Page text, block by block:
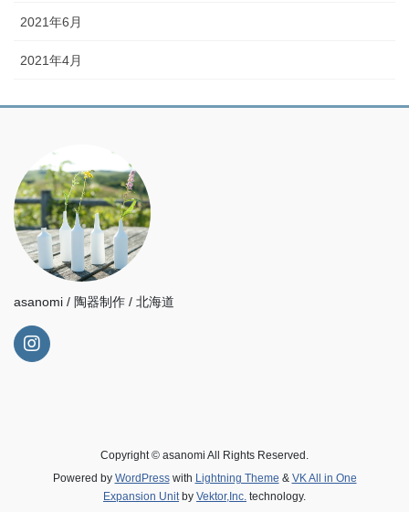
2021年6月
2021年4月
asanomi / 陶器制作 / 北海道
Copyright © asanomi All Rights Reserved.
Powered by WordPresswith Lightning Theme & VK All in One
Expansion Unitby Vektor,Inc. technology.